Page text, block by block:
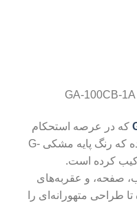
که در عرصه استحکام
تلاش می‌کند، مدل جدیدی عرضه شده که رنگ پایه مشکی G-
صفحه، و عقربه‌های
طراحی متهورانه‌ای را